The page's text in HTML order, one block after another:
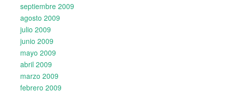
septiembre 2009
agosto 2009
julio 2009
junio 2009
mayo 2009
abril 2009
marzo 2009
febrero 2009